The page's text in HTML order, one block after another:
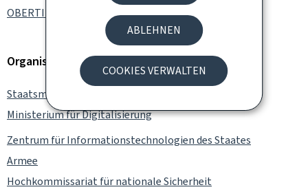
ABLEHNEN
COOKIES VERWALTEN
OBERTIN Stéphanie
Organisation
Staatsministerium
Ministerium für Digitalisierung
Zentrum für Informationstechnologien des Staates
Armee
Hochkommissariat für nationale Sicherheit